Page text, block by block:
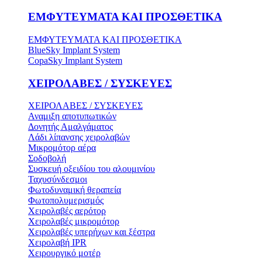
ΕΜΦΥΤΕΥΜΑΤΑ ΚΑΙ ΠΡΟΣΘΕΤΙΚΑ
ΕΜΦΥΤΕΥΜΑΤΑ ΚΑΙ ΠΡΟΣΘΕΤΙΚΑ
BlueSky Implant System
CopaSky Implant System
ΧΕΙΡΟΛΑΒΕΣ / ΣΥΣΚΕΥΕΣ
ΧΕΙΡΟΛΑΒΕΣ / ΣΥΣΚΕΥΕΣ
Αναμιξη αποτυπωτικών
Δονητής Αμαλγάματος
Λάδι λίπανσης χειρολαβών
Μικρομότορ αέρα
Σοδοβολή
Συσκευή οξειδίου του αλουμινίου
Ταχυσύνδεσμοι
Φωτοδυναμική θεραπεία
Φωτοπολυμερισμός
Χειρολαβές αερότορ
Χειρολαβές μικρομότορ
Χειρολαβές υπερήχων και ξέστρα
Χειρολαβή IPR
Χειρουργικό μοτέρ